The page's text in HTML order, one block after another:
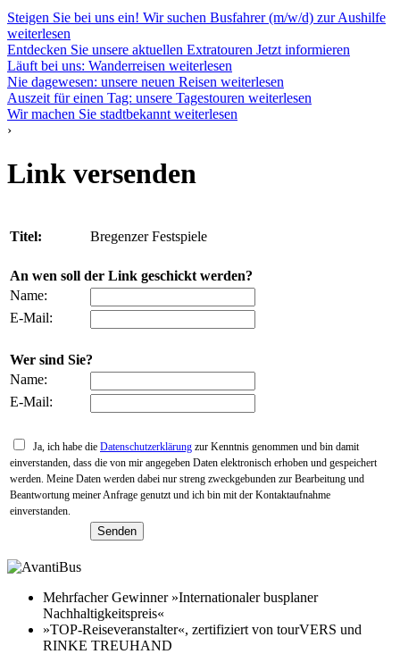
Steigen Sie bei uns ein! Wir suchen Busfahrer (m/w/d) zur Aushilfe
weiterlesen
Entdecken Sie unsere aktuellen Extratouren Jetzt informieren
Läuft bei uns: Wanderreisen weiterlesen
Nie dagewesen: unsere neuen Reisen weiterlesen
Auszeit für einen Tag: unsere Tagestouren weiterlesen
Wir machen Sie stadtbekannt weiterlesen
›
Link versenden
Titel: Bregenzer Festspiele
An wen soll der Link geschickt werden?
Name:
E-Mail:
Wer sind Sie?
Name:
E-Mail:
Ja, ich habe die Datenschutzerklärung zur Kenntnis genommen und bin damit
einverstanden, dass die von mir angegeben Daten elektronisch erhoben und gespeichert
werden. Meine Daten werden dabei nur streng zweckgebunden zur Bearbeitung und
Beantwortung meiner Anfrage genutzt und ich bin mit der Kontaktaufnahme
einverstanden.
Mehrfacher Gewinner »Internationaler busplaner
Nachhaltigkeitspreis«
»TOP-Reiseveranstalter«, zertifiziert von tourVERS und
RINKE TREUHAND